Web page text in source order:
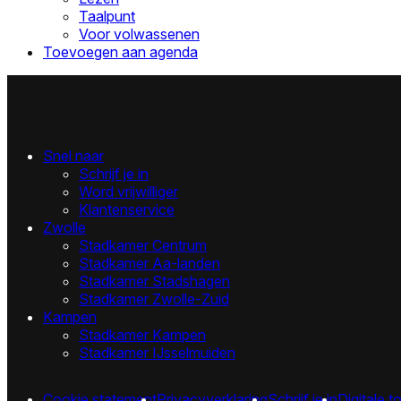
Taalpunt
Voor volwassenen
Toevoegen aan agenda
Snel naar
Schrijf je in
Word vrijwilliger
Klantenservice
Zwolle
Stadkamer Centrum
Stadkamer Aa-landen
Stadkamer Stadshagen
Stadkamer Zwolle-Zuid
Kampen
Stadkamer Kampen
Stadkamer IJsselmuiden